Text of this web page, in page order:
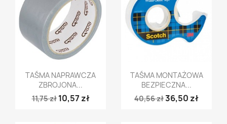
Szybki podgląd
TAŚMA NAPRAWCZA
ZBROJONA...
11,75 zł 10,57 zł
Szybki podgląd
TAŚMA MONTAŻOWA
BEZPIECZNA...
40,56 zł36,50 zł